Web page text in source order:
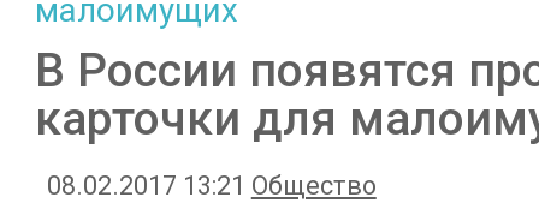
В России появятся
карточки для
08.02.2017 13:21 Общество